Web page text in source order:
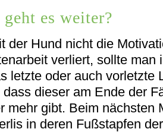
es weiter?
der Hund nicht die
verliert, sollte
letzte oder auch vorletzte
dass dieser am Ende der
mehr gibt. Beim nächsten
in deren Fußstapfen